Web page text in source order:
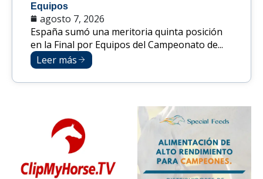
Equipos
agosto 7, 2026
España sumó una meritoria quinta posición
en la Final por Equipos del Campeonato de...
Leer más